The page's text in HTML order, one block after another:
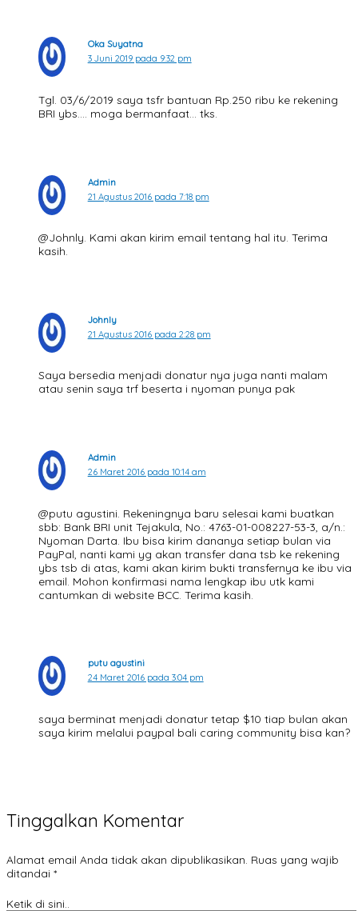
Oka Suyatna
3 Juni 2019 pada 9:32 pm
Tgl. 03/6/2019 saya tsfr bantuan Rp.250 ribu ke rekening
BRI ybs…. moga bermanfaat… tks.
Admin
21 Agustus 2016 pada 7:18 pm
@Johnly. Kami akan kirim email tentang hal itu. Terima
kasih.
Johnly
21 Agustus 2016 pada 2:28 pm
Saya bersedia menjadi donatur nya juga nanti malam
atau senin saya trf beserta i nyoman punya pak
Admin
26 Maret 2016 pada 10:14 am
@putu agustini. Rekeningnya baru selesai kami buatkan
sbb: Bank BRI unit Tejakula, No.: 4763-01-008227-53-3, a/n.:
Nyoman Darta. Ibu bisa kirim dananya setiap bulan via
PayPal, nanti kami yg akan transfer dana tsb ke rekening
ybs tsb di atas, kami akan kirim bukti transfernya ke ibu via
email. Mohon konfirmasi nama lengkap ibu utk kami
cantumkan di website BCC. Terima kasih.
putu agustini
24 Maret 2016 pada 3:04 pm
saya berminat menjadi donatur tetap $10 tiap bulan akan
saya kirim melalui paypal bali caring community bisa kan?
Tinggalkan Komentar
Alamat email Anda tidak akan dipublikasikan. Ruas yang wajib
ditandai *
Ketik di sini..